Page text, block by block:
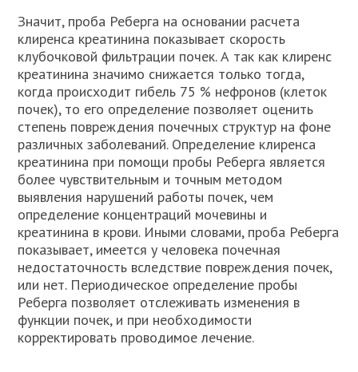
Значит, проба Реберга на основании расчета
клиренса креатинина показывает скорость
клубочковой фильтрации почек. А так как клиренс
креатинина значимо снижается только тогда,
когда происходит гибель 75 % нефронов (клеток
почек), то его определение позволяет оценить
степень повреждения почечных структур на фоне
различных заболеваний. Определение клиренса
креатинина при помощи пробы Реберга является
более чувствительным и точным методом
выявления нарушений работы почек, чем
определение концентраций мочевины и
креатинина в крови. Иными словами, проба Реберга
показывает, имеется у человека почечная
недостаточность вследствие повреждения почек,
или нет. Периодическое определение пробы
Реберга позволяет отслеживать изменения в
функции почек, и при необходимости
корректировать проводимое лечение.